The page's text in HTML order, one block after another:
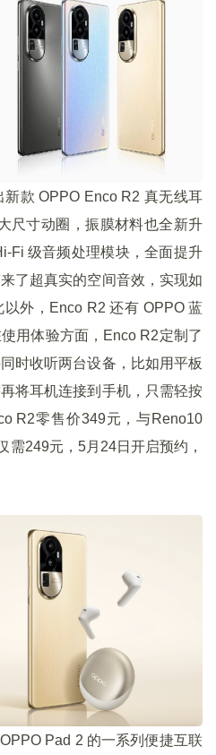
款 OPPO Enco R2 真无线耳
尺寸动圈，振膜材料也全新升
Fi 级音频处理模块，全面提升
了超真实的空间音效，实现如
外，Enco R2 还有 OPPO 蓝
用体验方面，Enco R2定制了
时收听两台设备，比如用平板
将耳机连接到手机，只需轻按
R2零售价349元，与Reno10
需249元，5月24日开启预约，
Pad 2 的一系列便捷互联